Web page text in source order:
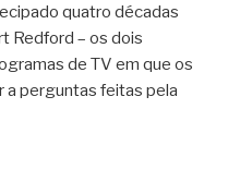
quatro décadas
Redford – os dois
de TV em que os
perguntas feitas pela